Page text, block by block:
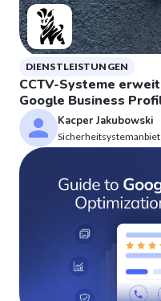
DIENSTLEISTUNGEN
CCTV-Systeme
Google Business
Kacper Jakubowski